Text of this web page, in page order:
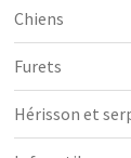
Chiens
Furets
Hérisson et